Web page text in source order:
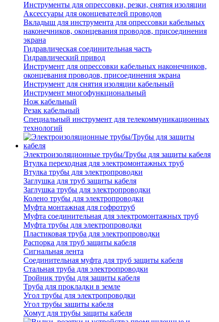
Инструменты для опрессовки, резки, снятия изоляции
Аксессуары для оконцевателей проводов
Вкладыш для инструмента для опрессовки кабельных
наконечников, оконцевания проводов, присоединения
экрана
Гидравлическая соединительная часть
Гидравлический привод
Инструмент для опрессовки кабельных наконечников,
оконцевания проводов, присоединения экрана
Инструмент для снятия изоляции кабельный
Инструмент многофункциональный
Нож кабельный
Резак кабельный
Специальный инструмент для телекоммуникационных
технологий
Электроизоляционные трубы/Трубы для защиты кабеля
Втулка переходная для электромонтажных труб
Втулка трубы для электропроводки
Заглушка для труб защиты кабеля
Заглушка трубы для электропроводки
Колено трубы для электропроводки
Муфта монтажная для гофротруб
Муфта соединительная для электромонтажных труб
Муфта трубы для электропроводки
Пластиковая труба для электропроводки
Распорка для труб защиты кабеля
Сигнальная лента
Соединительная муфта для труб защиты кабеля
Стальная труба для электропроводки
Тройник трубы для защиты кабеля
Труба для прокладки в земле
Угол трубы для электропроводки
Угол трубы защиты кабеля
Хомут для трубы защиты кабеля